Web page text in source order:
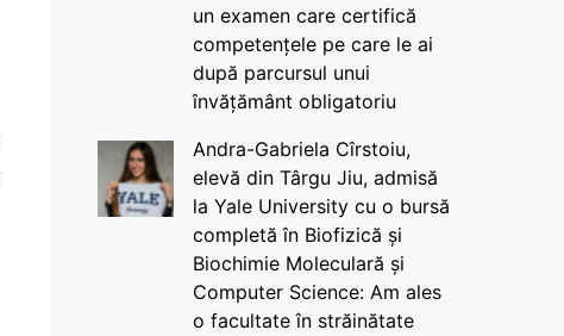
un examen care certifică
competențele pe care le ai
după parcursul unui
învățământ obligatoriu
Andra-Gabriela Cîrstoiu,
elevă din Târgu Jiu, admisă
la Yale University cu o bursă
completă în Biofizică și
Biochimie Moleculară și
Computer Science: Am ales
o facultate în străinătate